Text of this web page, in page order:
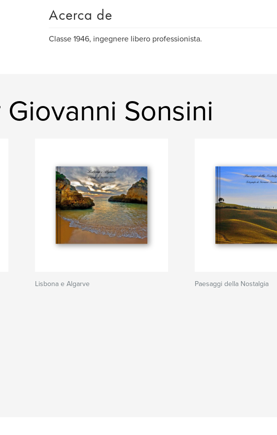
Acerca de
Classe 1946, ingegnere libero professionista.
Sonsini
Lisbona e Algarve Paesaggi della Nostalgia